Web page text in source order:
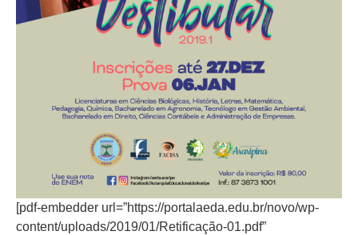
[pdf-embedder url=”https://portalaeda.edu.br/novo/wp-
content/uploads/2019/01/Retificação-01.pdf”